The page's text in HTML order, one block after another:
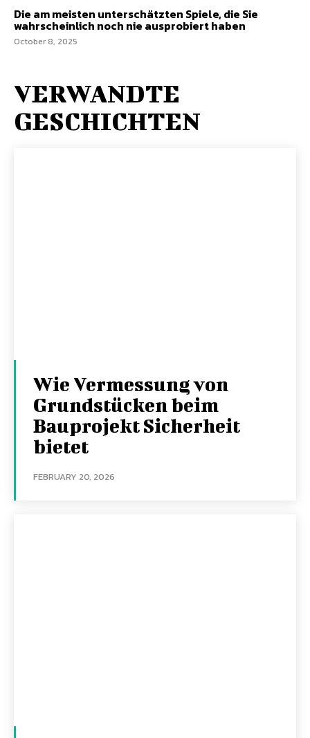
Die am meisten unterschätzten Spiele, die Sie
wahrscheinlich noch nie ausprobiert haben
October 8, 2025
VERWANDTE
GESCHICHTEN
Wie Vermessung von
Grundstücken beim
Bauprojekt Sicherheit
bietet
FEBRUARY 20, 2026